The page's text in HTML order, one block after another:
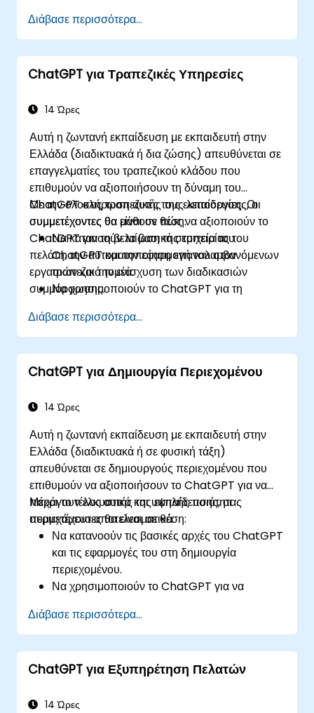
Υλοποιούν έργα δεδομένων και αναλυτικής με
τη βοήθεια του ChatGPT.
Εξορθολογίζουν τις διαδικασίες λήψης
αποφάσεων χρησιμοποιώντας το ChatGPT
Εντοπίζουν τις βέλτιστες πρακτικές για την
διαχείρισης κινδύνου.
Διάβασε περισσότερα...
ChatGPT για Τραπεζικές Υπηρεσίες
14 Ώρες
Αυτή η ζωντανή εκπαίδευση με εκπαιδευτή στην
Ελλάδα (διαδικτυακά ή δια ζώσης) απευθύνεται σε
επαγγελματίες του τραπεζικού κλάδου που
επιθυμούν να αξιοποιήσουν τη δύναμη του
ChatGPT στις τραπεζικές τους λειτουργίες. Οι
συμμετέχοντες θα μάθουν πώς να αξιοποιούν το
ChatGPT για τη βελτίωση της εμπειρίας του
πελάτη, την αυτοματοποίηση επαναλαμβανόμενων
εργασιών και την ενίσχυση των διαδικασιών
συμμόρφωσης.
Με την ολοκλήρωση αυτής της εκπαίδευσης, οι
συμμετέχοντες θα είναι σε θέση:
Να κατανοούν τα βασικά στοιχεία του
ChatGPT και την εφαρμογή του στον
τραπεζικό τομέα.
Να χρησιμοποιούν το ChatGPT για τη
πελάτες και την παροχή εξατομικευμένων
χρηματοοικονομικών συμβουλών.
Να αυτοματοποιούν επαναλαμβανόμενες
τραπεζικές εργασίες χρησιμοποιώντας το
Να εφαρμόζουν το ChatGPT για τη
τραπεζικές λειτουργίες.
Διάβασε περισσότερα...
ChatGPT για Δημιουργία Περιεχομένου
14 Ώρες
Αυτή η ζωντανή εκπαίδευση με εκπαιδευτή στην
Ελλάδα (διαδικτυακά ή σε φυσική τάξη)
απευθύνεται σε δημιουργούς περιεχομένου που
επιθυμούν να αξιοποιήσουν το ChatGPT για να
παράγουν ελκυστικό και υψηλής ποιότητας
περιεχόμενο αποτελεσματικά.
Μέχρι το τέλος αυτής της εκπαίδευσης, οι
συμμετέχοντες θα είναι σε θέση:
Να κατανοούν τις βασικές αρχές του ChatGPT
και τις εφαρμογές του στη δημιουργία
περιεχομένου.
Να χρησιμοποιούν το ChatGPT για να
ξεπερνούν το μπλοκάρισμα του συγγραφέα.
Να βελτιώνουν την ποιότητα και τη συνάφεια
του περιεχομένου με τη βοήθεια του ChatGPT.
Να εφαρμόζουν βέλτιστες πρακτικές για τη
δημιουργίας περιεχομένου.
Διάβασε περισσότερα...
ChatGPT για Εξυπηρέτηση Πελατών
14 Ώρες